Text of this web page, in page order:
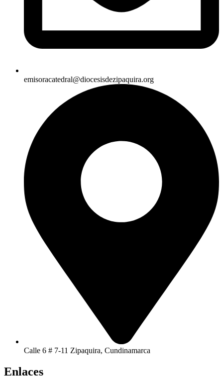
emisoracatedral@diocesisdezipaquira.org
Calle 6 # 7-11 Zipaquira, Cundinamarca
Enlaces